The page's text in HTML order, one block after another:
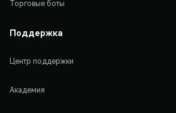
Торговые боты
Поддержка
Центр поддержки
Академия